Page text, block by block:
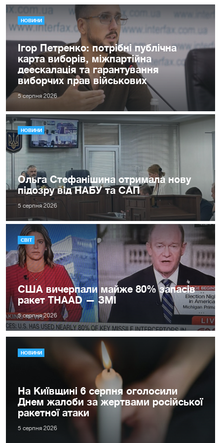
НОВИНИ
Ігор Петренко: потрібні публічна
карта виборів, міжпартійна
деескалація та гарантування
виборчих прав військових
5 серпня 2026
НОВИНИ
Ольга Стефанішина отримала нову
підозру від НАБУ та САП
5 серпня 2026
СВІТ
США вичерпали майже 80% запасів
ракет THAAD — ЗМІ
5 серпня 2026
НОВИНИ
На Київщині 6 серпня оголосили
Днем жалоби за жертвами російської
ракетної атаки
5 серпня 2026